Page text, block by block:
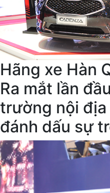
Hãng xe Hàn
Ra mắt lần
trường nội địa
đánh dấu sự